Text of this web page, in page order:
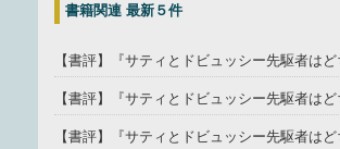
書籍関連 最新５件
【書評】『サティとドビュッシー先駆者は
【書評】『サティとドビュッシー先駆者は
【書評】『サティとドビュッシー先駆者は